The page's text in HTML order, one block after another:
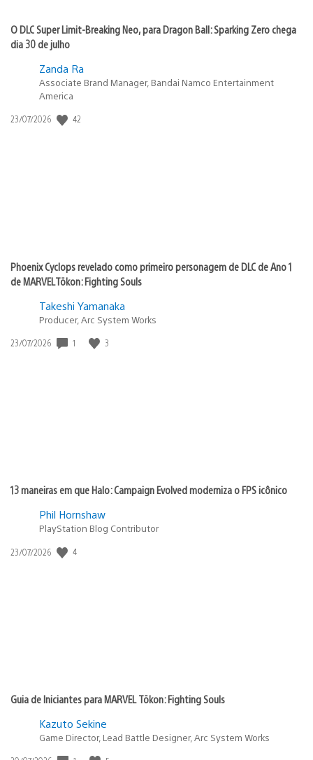
O DLC Super Limit-Breaking Neo, para Dragon Ball: Sparking Zero chega
dia 30 de julho
Zanda Ra
Associate Brand Manager, Bandai Namco Entertainment
America
Data
23/07/2026 42
Phoenix Cyclops revelado como primeiro personagem de DLC de Ano 1
de MARVEL Tōkon: Fighting Souls
Takeshi Yamanaka
Producer, Arc System Works
Data
23/07/2026 1 3
13 maneiras em que Halo: Campaign Evolved moderniza o FPS icônico
Phil Hornshaw
PlayStation Blog Contributor
Data
23/07/2026 4
Guia de Iniciantes para MARVEL Tōkon: Fighting Souls
Kazuto Sekine
Game Director, Lead Battle Designer, Arc System Works